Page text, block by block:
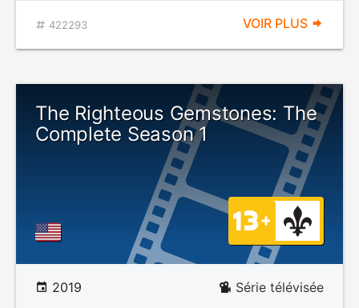
422293 VOIR PLUS
The Righteous Gemstones: The
Complete Season 1
2019 Série télévisée